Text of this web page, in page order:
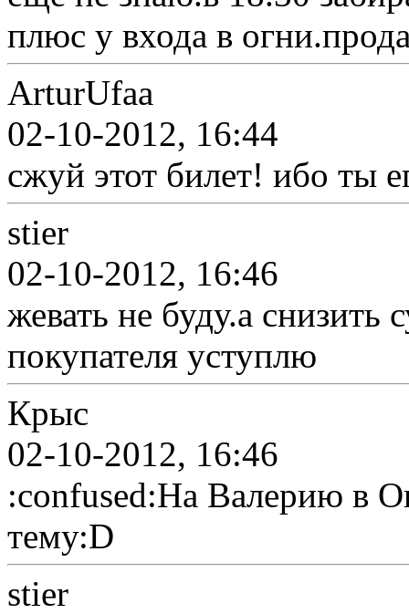
плюс у входа в
ArturUfaa
02-10-2012, 16:44
сжуй этот билет! ибо ты
stier
02-10-2012, 16:46
жевать не буду.а снизить
покупателя уступлю
Крыс
02-10-2012, 16:46
:confused:На Валерию в
тему:D
stier